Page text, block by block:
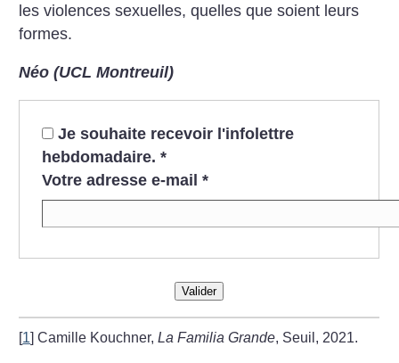
les violences sexuelles, quelles que soient leurs
formes.
Néo (UCL Montreuil)
Je souhaite recevoir l'infolettre
hebdomadaire. *
Votre adresse e-mail *
Valider
[1]Camille Kouchner,La Familia Grande, Seuil, 2021.